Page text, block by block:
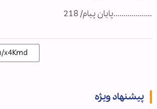
...................پایان پیام/ 218
پیشنهاد ویژه